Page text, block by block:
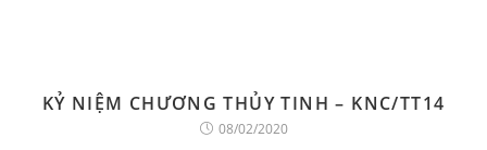
KỶ NIỆM CHƯƠNG THỦY TINH – KNC/TT14
08/02/2020